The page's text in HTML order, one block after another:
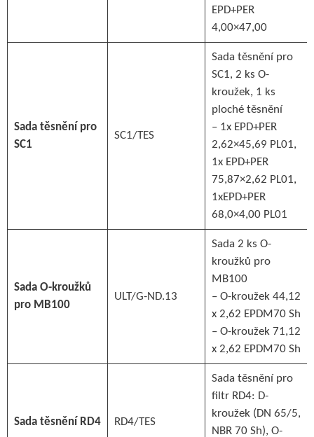
EPD+PER
4,00×47,00
Sada těsnění pro
SC1
SC1/TES
Sada těsnění pro
SC1, 2 ks O-
kroužek, 1 ks
ploché těsnění
– 1x EPD+PER
2,62×45,69 PL01,
1x EPD+PER
75,87×2,62 PL01,
1xEPD+PER
68,0×4,00 PL01
Sada O-kroužků
pro MB100
ULT/G-ND.13
Sada 2 ks O-
kroužků pro
MB100
– O-kroužek 44,12
x 2,62 EPDM70 Sh
– O-kroužek 71,12
x 2,62 EPDM70 Sh
Sada těsnění RD4 RD4/TES
Sada těsnění pro
filtr RD4: D-
kroužek (DN 65/5,
NBR 70 Sh), O-